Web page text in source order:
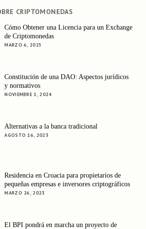
CRIPTOMONEDAS
Cómo Obtener una Licencia para un Exchange
de Criptomonedas
MARZO 6, 2025
Constitución de una DAO: Aspectos jurídicos
y normativos
NOVIEMBRE 1, 2024
Alternativas a la banca tradicional
AGOSTO 16, 2023
Residencia en Croacia para propietarios de
pequeñas empresas e inversores criptográficos
MARZO 26, 2023
El BPI pondrá en marcha un proyecto de